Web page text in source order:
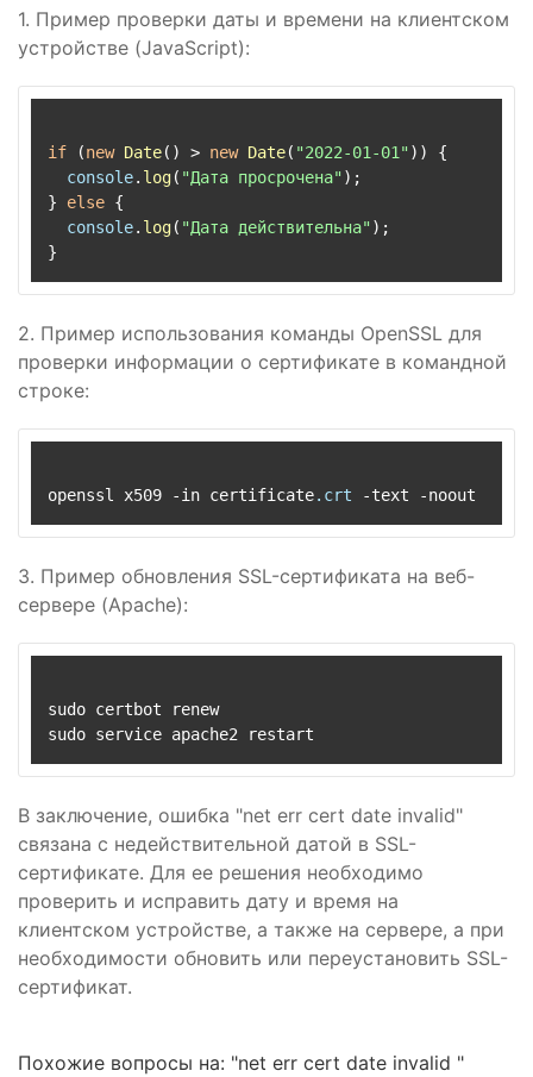
1. Пример проверки даты и времени на клиентском
устройстве (JavaScript):
if (new Date() > new Date( "2022-01-01")) {
console. log( "Дата просрочена");
} else {
console. log( "Дата действительна");
2. Пример использования команды OpenSSL для
проверки информации о сертификате в командной
строке:
openssl x509 -in certificate.crt
3. Пример обновления SSL-сертификата на веб-
сервере (Apache):
sudo certbot renew
В заключение, ошибка "net err cert date invalid"
связана с недействительной датой в SSL-
сертификате. Для ее решения необходимо
проверить и исправить дату и время на
клиентском устройстве, а также на сервере, а при
необходимости обновить или переустановить SSL-
сертификат.
Похожие вопросы на: "net err cert date invalid "